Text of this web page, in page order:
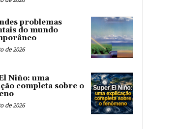
problemas
do mundo
de 2026
Niño: uma
completa sobre o
de 2026